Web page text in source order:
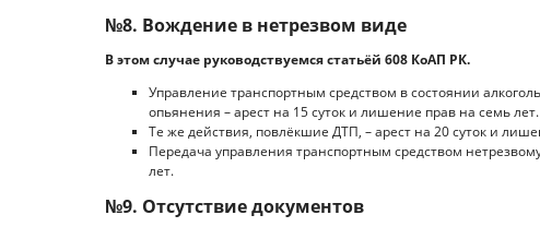
№8. Вождение в нетрезвом виде
В этом случае руководствуемся статьёй 608 КоАП РК.
Управление транспортным средством в состоянии
опьянения – арест на 15 суток и лишение прав на семь лет.
Те же действия, повлёкшие ДТП, – арест на 20 суток и
Передача управления транспортным средством
лет.
№9. Отсутствие документов